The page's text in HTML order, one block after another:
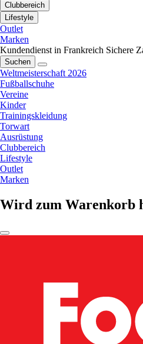
Clubbereich
Lifestyle
Outlet
Marken
Kundendienst in Frankreich Sichere
Suchen
Weltmeisterschaft 2026
Fußballschuhe
Vereine
Kinder
Trainingskleidung
Torwart
Ausrüstung
Clubbereich
Lifestyle
Outlet
Marken
Wird zum Warenkorb